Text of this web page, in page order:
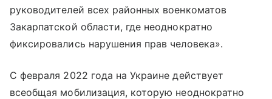
руководителей всех районных военкоматов
Закарпатской области, где неоднократно
фиксировались нарушения прав человека».
С февраля 2022 года на Украине действует
всеобщая мобилизация, которую неоднократно